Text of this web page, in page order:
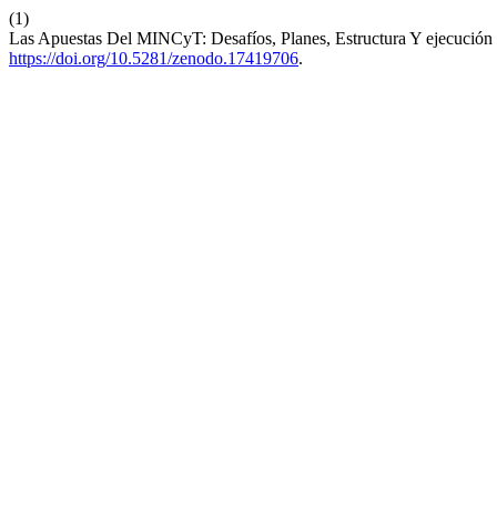
(1)
Las Apuestas Del MINCyT: Desafíos, Planes, Estructura Y
https://doi.org/10.5281/zenodo.17419706.